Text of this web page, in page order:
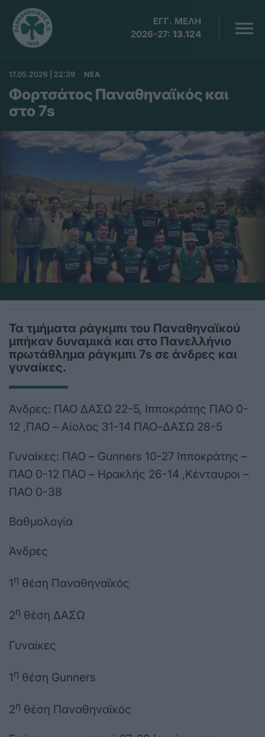
ΕΓΓ. ΜΕΛΗ
2026-27: 13.124
17.05.2026 | 22:39 ΝΕΑ
Φορτσάτος Παναθηναϊκός και
στο 7s
Τα τμήματα ράγκμπι του Παναθηναϊκού
μπήκαν δυναμικά και στο Πανελλήνιο
πρωτάθλημα ράγκμπι 7s σε άνδρες και
γυναίκες.
Άνδρες: ΠΑΟ ΔΑΣΩ 22-5, Ιπποκράτης ΠΑΟ 0-
12 ,ΠΑΟ – Αίολος 31-14 ΠΑΟ-ΔΑΣΩ 28-5
Γυναίκες: ΠΑΟ – Gunners 10-27 Ιπποκράτης –
ΠΑΟ 0-12 ΠΑΟ – Ηρακλής 26-14 ,Κένταυροι –
ΠΑΟ 0-38
Βαθμολογία
Άνδρες
1η θέση Παναθηναϊκός
2η θέση ΔΑΣΩ
Γυναίκες
1η θέση Gunners
2η θέση Παναθηναϊκός